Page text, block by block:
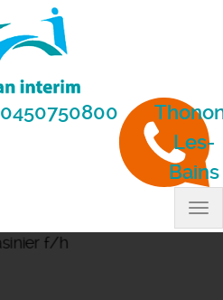
0450750800
Les-
Bains